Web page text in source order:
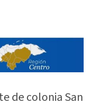
de colonia San